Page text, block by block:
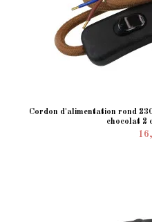
Cordon d'alimentation rond
chocolat 2